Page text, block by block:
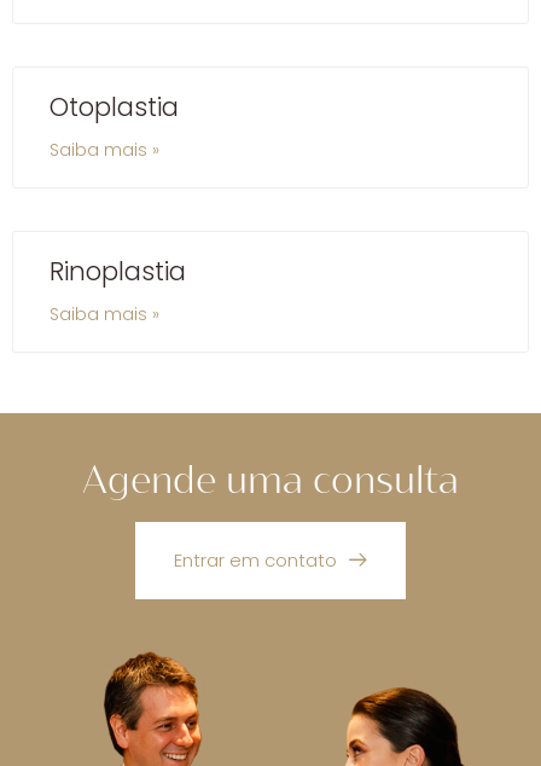
Otoplastia
Saiba mais »
Rinoplastia
Saiba mais »
Agende uma consulta
Entrar em contato